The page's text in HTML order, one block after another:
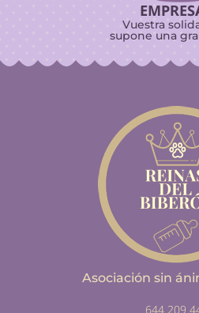
Vuestra
supone una
Asociación sin
644 209